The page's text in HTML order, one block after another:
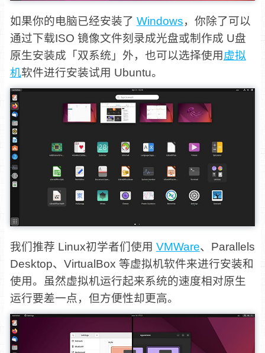
如果你的电脑已经安装了 Windows，你除了可以
通过下载ISO 镜像文件刻录成光盘或制作成 U盘
原生安装成「双系统」外，也可以选择使用虚拟
机软件进行安装试用 Ubuntu。
我们推荐 Linux初学者们使用 VMWare、Parallels
Desktop、VirtualBox 等虚拟机软件来进行安装和
使用。虽然虚拟机运行起来系统的速度相对原生
运行要差一点，但方便性却更高。